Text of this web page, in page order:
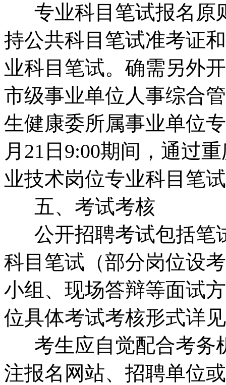
专业科目笔试报名原
持公共科目笔试准考证
业科目笔试。确需另外
市级事业单位人事综合
生健康委所属事业单位
月21日9:00期间，通过
业技术岗位专业科目笔
五、考试考核
公开招聘考试包括笔
科目笔试（部分岗位设
小组、现场答辩等面试
位具体考试考核形式详
考生应自觉配合考务
注报名网站、招聘单位